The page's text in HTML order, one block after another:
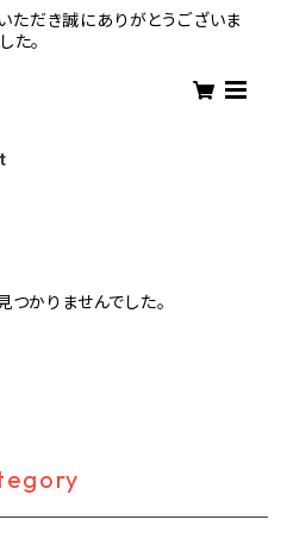
だき誠にありがとうございま
した。
かりませんでした。